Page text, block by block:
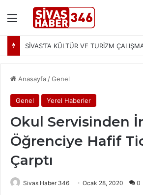
Menü
Anasayfa /Genel
Genel Yerel Haberler
Okul Servisinden
Öğrenciye Hafif
Çarptı
Sivas Haber 346 Ocak 28, 2020 0